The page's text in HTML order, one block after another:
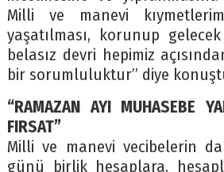
Milli ve manevi
yaşatılması, korunup
belasız devri hepimiz
bir sorumluluktur” diye
“RAMAZAN AYI MUHASEBE
FIRSAT”
Milli ve manevi vecibelerin
günü birlik hesaplara,